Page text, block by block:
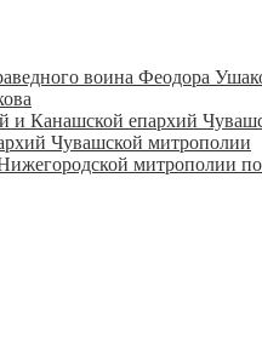
Чувашской митрополии
митрополии